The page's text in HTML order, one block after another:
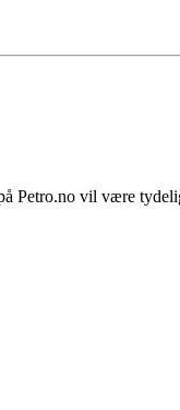
Petro.no vil være